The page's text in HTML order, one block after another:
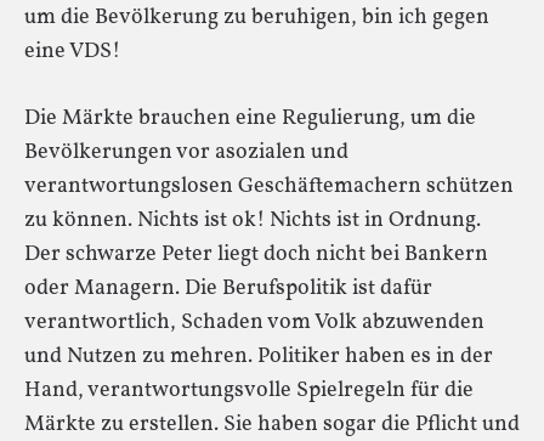
um die Bevölkerung zu beruhigen, bin ich gegen
eine VDS!
Die Märkte brauchen eine Regulierung, um die
Bevölkerungen vor asozialen und
verantwortungslosen Geschäftemachern schützen
zu können. Nichts ist ok! Nichts ist in Ordnung.
Der schwarze Peter liegt doch nicht bei Bankern
oder Managern. Die Berufspolitik ist dafür
verantwortlich, Schaden vom Volk abzuwenden
und Nutzen zu mehren. Politiker haben es in der
Hand, verantwortungsvolle Spielregeln für die
Märkte zu erstellen. Sie haben sogar die Pflicht und